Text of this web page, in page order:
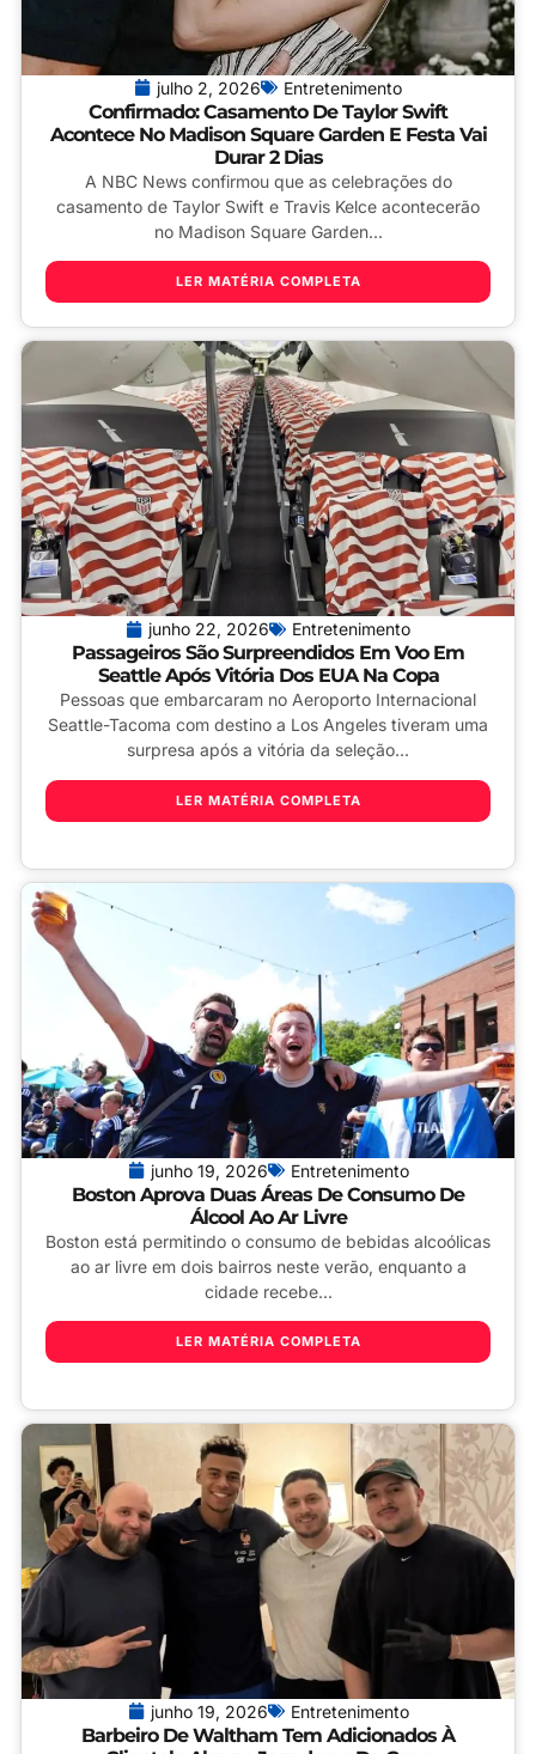
julho 2, 2026 Entretenimento
Confirmado: Casamento De Taylor Swift
Acontece No Madison Square Garden E Festa Vai
Durar 2 Dias
A NBC News confirmou que as celebrações do
casamento de Taylor Swift e Travis Kelce acontecerão
no Madison Square Garden...
LER MATÉRIA COMPLETA
junho 22, 2026 Entretenimento
Passageiros São Surpreendidos Em Voo Em
Seattle Após Vitória Dos EUA Na Copa
Pessoas que embarcaram no Aeroporto Internacional
Seattle-Tacoma com destino a Los Angeles tiveram uma
surpresa após a vitória da seleção...
LER MATÉRIA COMPLETA
junho 19, 2026 Entretenimento
Boston Aprova Duas Áreas De Consumo De
Álcool Ao Ar Livre
Boston está permitindo o consumo de bebidas alcoólicas
ao ar livre em dois bairros neste verão, enquanto a
cidade recebe...
LER MATÉRIA COMPLETA
junho 19, 2026 Entretenimento
Barbeiro De Waltham Tem Adicionados À